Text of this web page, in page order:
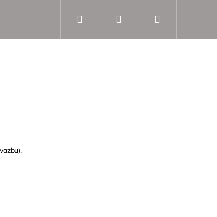
Přihlášení